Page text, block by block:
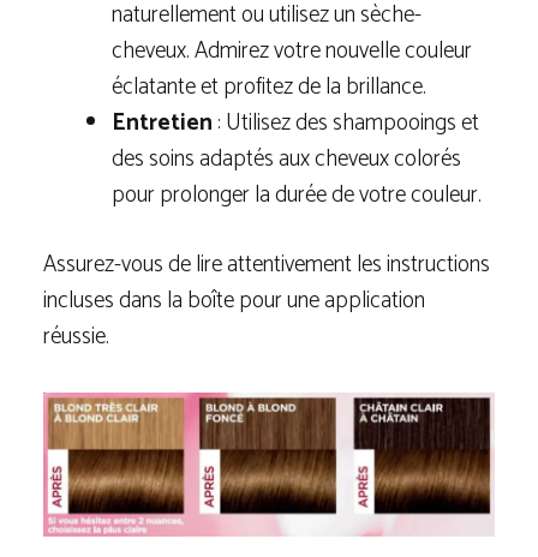
naturellement ou utilisez un sèche-
cheveux. Admirez votre nouvelle couleur
éclatante et profitez de la brillance.
Entretien: Utilisez des shampooings et
des soins adaptés aux cheveux colorés
pour prolonger la durée de votre couleur.
Assurez-vous de lire attentivement les instructions
incluses dans la boîte pour une application
réussie.